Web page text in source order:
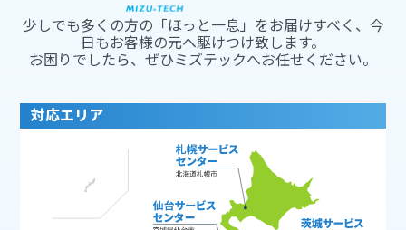
少しでも多くの方の「ほっと一息」をお届けすべく、今
日もお客様の元へ駆けつけ致します。
お困りでしたら、ぜひミズテックへお任せください。
対応エリア